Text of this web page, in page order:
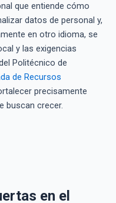
que entiende cómo
datos de personal y,
en otro idioma, se
y las exigencias
Politécnico de
de Recursos
precisamente
buscan crecer.
en el